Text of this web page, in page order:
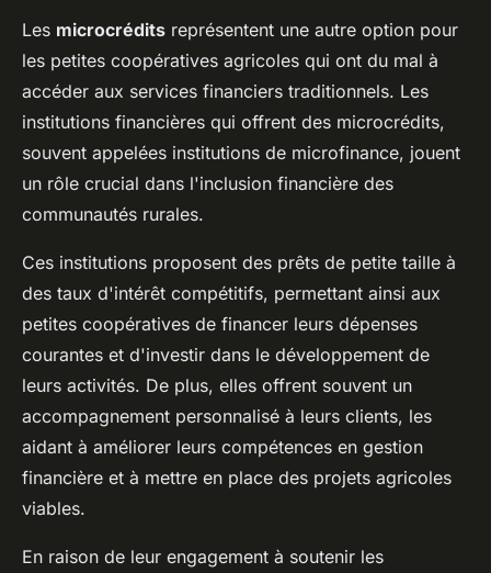
Les microcrédits représentent une autre option pour
les petites coopératives agricoles qui ont du mal à
accéder aux services financiers traditionnels. Les
institutions financières qui offrent des microcrédits,
souvent appelées institutions de microfinance, jouent
un rôle crucial dans l'inclusion financière des
communautés rurales.
Ces institutions proposent des prêts de petite taille à
des taux d'intérêt compétitifs, permettant ainsi aux
petites coopératives de financer leurs dépenses
courantes et d'investir dans le développement de
leurs activités. De plus, elles offrent souvent un
accompagnement personnalisé à leurs clients, les
aidant à améliorer leurs compétences en gestion
financière et à mettre en place des projets agricoles
viables.
En raison de leur engagement à soutenir les